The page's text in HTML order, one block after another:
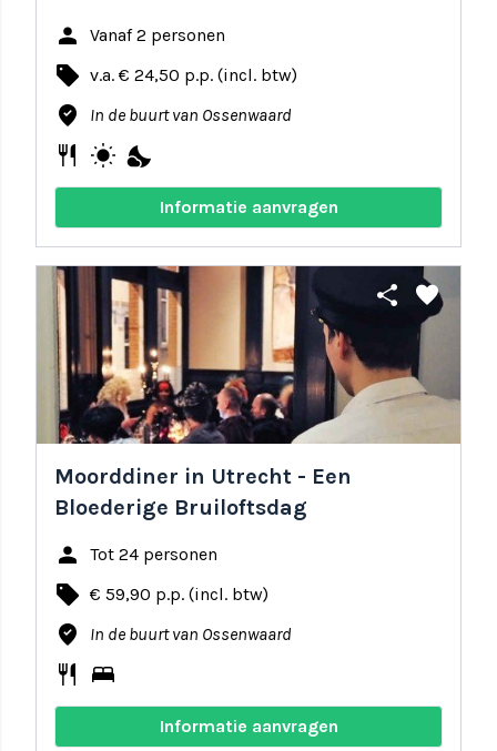
person Vanaf 2 personen
local_offer v.a. € 24,50 p.p. (incl. btw)
where_to_vote In de buurt van Ossenwaard
restaurant wb_sunny nights_stay
Informatie aanvragen
share favorite
Moorddiner in Utrecht - Een
Bloederige Bruiloftsdag
person Tot 24 personen
local_offer € 59,90 p.p. (incl. btw)
where_to_vote In de buurt van Ossenwaard
restaurant bed
Informatie aanvragen